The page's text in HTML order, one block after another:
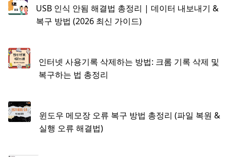
USB 인식 안됨 해결법 총정리 | 데이터 내보내기 &
복구 방법 (2026 최신 가이드)
인터넷 사용기록 삭제하는 방법: 크롬 기록 삭제 및
복구하는 법 총정리
윈도우 메모장 오류 복구 방법 총정리 (파일 복원 &
실행 오류 해결법)